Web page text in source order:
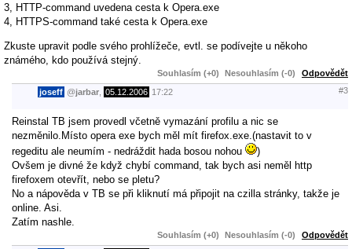
3, HTTP-command uvedena cesta k Opera.exe
4, HTTPS-command také cesta k Opera.exe
Zkuste upravit podle svého prohlížeče, evtl. se podívejte u někoho
známého, kdo používá stejný.
Souhlasím (+0) Nesouhlasím (-0) Odpovědět
joseff @jarbar 05.12.2006 17:22 #3
Reinstal TB jsem provedl včetně vymazání profilu a nic se
nezměnilo.Místo opera exe bych měl mít firefox.exe.(nastavit to v
regeditu ale neumím - nedráždit hada bosou nohou
)
Ovšem je divné že když chybí command, tak bych asi neměl http
firefoxem otevřít, nebo se pletu?
No a nápověda v TB se při kliknutí má připojit na czilla stránky, takže je
online. Asi.
Zatím nashle.
Souhlasím (+0) Nesouhlasím (-0)
Odpovědět